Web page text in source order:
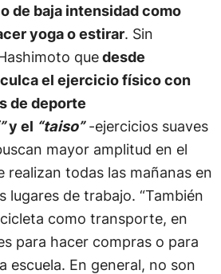
de baja intensidad como
yoga o estirar. Sin
quedesde
el ejercicio físico con
de deporte
y el “taiso”-ejercicios suaves
mayor amplitud en el
realizan todas las mañanas en
lugares de trabajo. “También
como transporte, en
para hacer compras o para
escuela. En general, no son